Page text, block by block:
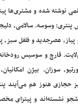
نوشته شده و مشتری‌ها
وسوسه. سالامی،
عصرجدید و فلفل سبز،
قارچ و سوسیس
سوزان. بیژن
حجازی هنوز هم می‌آیند
نشسته‌اند و پیتزای